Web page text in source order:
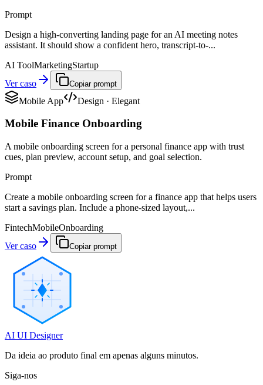
Prompt
Design a high-converting landing page for an AI meeting notes
assistant. It should show a confident hero, transcript-to-...
AI ToolMarketingStartup
Ver caso
Copiar prompt
Mobile App Design · Elegant
Mobile Finance Onboarding
A mobile onboarding screen for a personal finance app with trust
cues, plan preview, account setup, and goal selection.
Prompt
Create a mobile onboarding screen for a finance app that helps users
start a savings plan. Include a phone-sized layout,...
FintechMobileOnboarding
Ver caso
Copiar prompt
AI UI Designer
Da ideia ao produto final em apenas alguns minutos.
Siga-nos